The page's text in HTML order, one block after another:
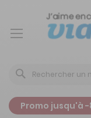
Promo jusqu'à -